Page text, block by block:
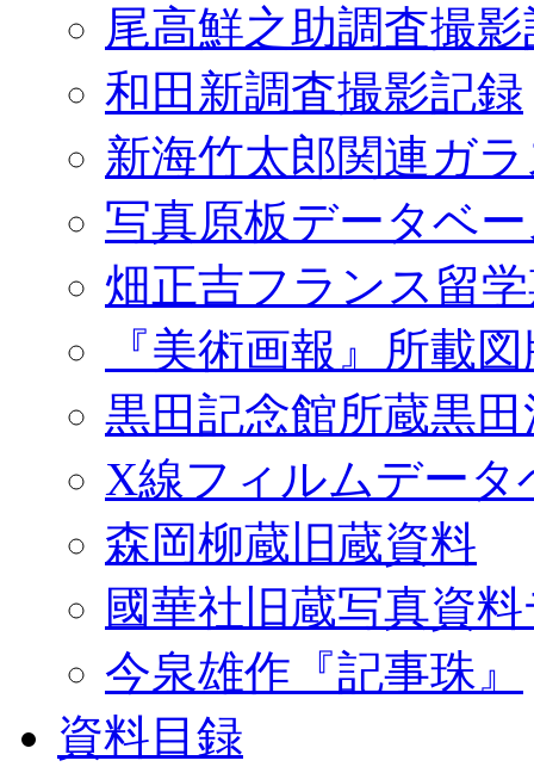
尾高鮮之助調査撮
和田新調査撮影記録
新海竹太郎関連ガ
写真原板データベ
畑正吉フランス留
『美術画報』所載
黒田記念館所蔵黒
X線フィルムデータ
森岡柳蔵旧蔵資料
國華社旧蔵写真資
今泉雄作『記事珠』
資料目録